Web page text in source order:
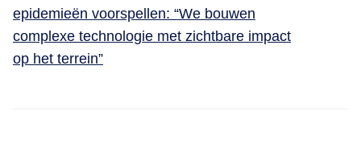
epidemieën voorspellen: “We bouwen
complexe technologie met zichtbare impact
op het terrein”